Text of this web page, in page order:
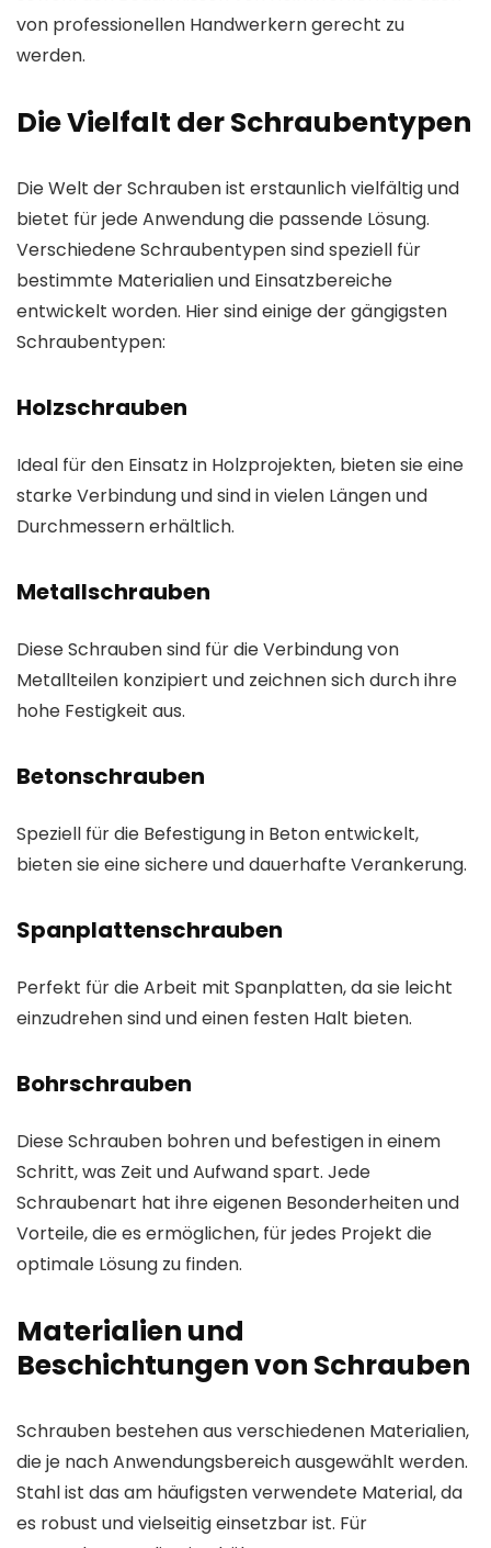
von professionellen Handwerkern gerecht zu
werden.
Die Vielfalt der Schraubentypen
Die Welt der Schrauben ist erstaunlich vielfältig und
bietet für jede Anwendung die passende Lösung.
Verschiedene Schraubentypen sind speziell für
bestimmte Materialien und Einsatzbereiche
entwickelt worden. Hier sind einige der gängigsten
Schraubentypen:
Holzschrauben
Ideal für den Einsatz in Holzprojekten, bieten sie eine
starke Verbindung und sind in vielen Längen und
Durchmessern erhältlich.
Metallschrauben
Diese Schrauben sind für die Verbindung von
Metallteilen konzipiert und zeichnen sich durch ihre
hohe Festigkeit aus.
Betonschrauben
Speziell für die Befestigung in Beton entwickelt,
bieten sie eine sichere und dauerhafte Verankerung.
Spanplattenschrauben
Perfekt für die Arbeit mit Spanplatten, da sie leicht
einzudrehen sind und einen festen Halt bieten.
Bohrschrauben
Diese Schrauben bohren und befestigen in einem
Schritt, was Zeit und Aufwand spart. Jede
Schraubenart hat ihre eigenen Besonderheiten und
Vorteile, die es ermöglichen, für jedes Projekt die
optimale Lösung zu finden.
Materialien und
Beschichtungen von Schrauben
Schrauben bestehen aus verschiedenen Materialien,
die je nach Anwendungsbereich ausgewählt werden.
Stahl ist das am häufigsten verwendete Material, da
es robust und vielseitig einsetzbar ist. Für